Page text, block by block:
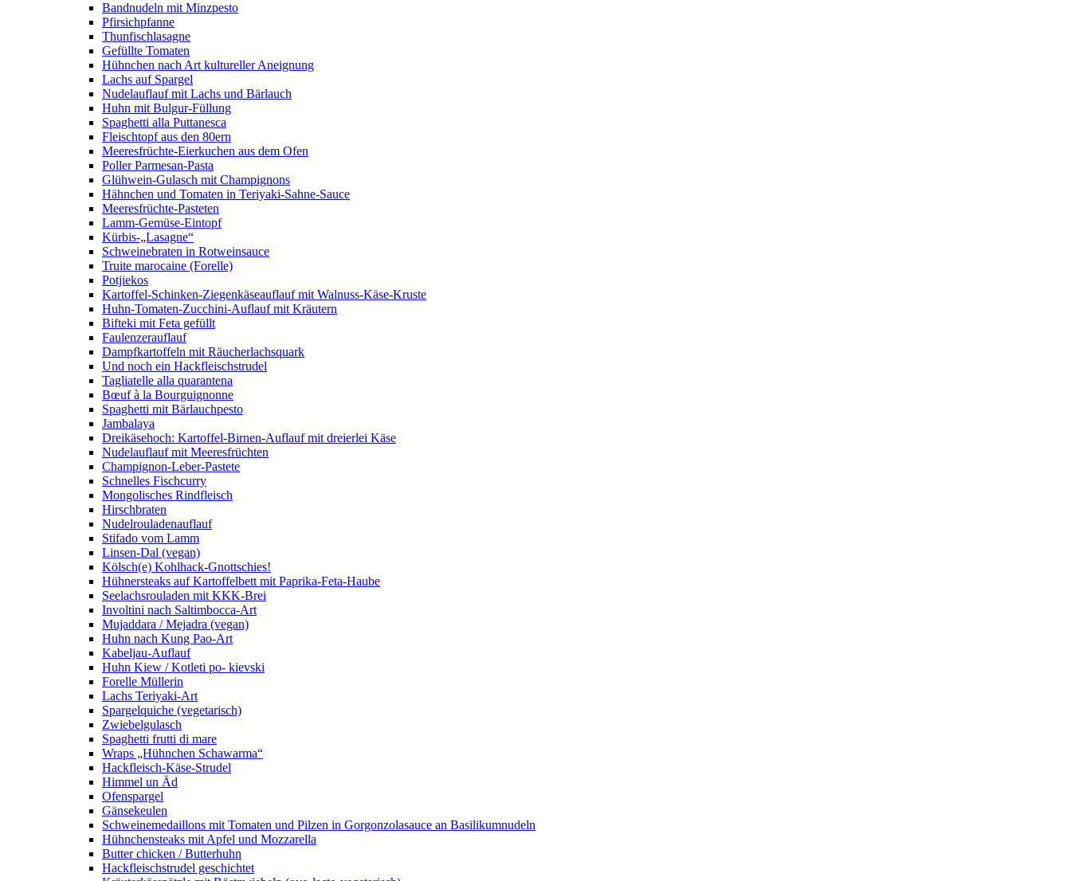
Bandnudeln mit Minzpesto
Pfirsichpfanne
Thunfischlasagne
Gefüllte Tomaten
Hühnchen nach Art kultureller Aneignung
Lachs auf Spargel
Nudelauflauf mit Lachs und Bärlauch
Huhn mit Bulgur-Füllung
Spaghetti alla Puttanesca
Fleischtopf aus den 80ern
Meeresfrüchte-Eierkuchen aus dem Ofen
Poller Parmesan-Pasta
Glühwein-Gulasch mit Champignons
Hähnchen und Tomaten in Teriyaki-Sahne-Sauce
Meeresfrüchte-Pasteten
Lamm-Gemüse-Eintopf
Kürbis-„Lasagne“
Schweinebraten in Rotweinsauce
Truite marocaine (Forelle)
Potjiekos
Kartoffel-Schinken-Ziegenkäseauflauf mit Walnuss-Käse-Kruste
Huhn-Tomaten-Zucchini-Auflauf mit Kräutern
Bifteki mit Feta gefüllt
Faulenzerauflauf
Dampfkartoffeln mit Räucherlachsquark
Und noch ein Hackfleischstrudel
Tagliatelle alla quarantena
Bœuf à la Bourguignonne
Spaghetti mit Bärlauchpesto
Jambalaya
Dreikäsehoch: Kartoffel-Birnen-Auflauf mit dreierlei Käse
Nudelauflauf mit Meeresfrüchten
Champignon-Leber-Pastete
Schnelles Fischcurry
Mongolisches Rindfleisch
Hirschbraten
Nudelrouladenauflauf
Stifado vom Lamm
Linsen-Dal (vegan)
Kölsch(e) Kohlhack-Gnottschies!
Hühnersteaks auf Kartoffelbett mit Paprika-Feta-Haube
Seelachsrouladen mit KKK-Brei
Involtini nach Saltimbocca-Art
Mujaddara / Mejadra (vegan)
Huhn nach Kung Pao-Art
Kabeljau-Auflauf
Huhn Kiew / Kotleti po- kievski
Forelle Müllerin
Lachs Teriyaki-Art
Spargelquiche (vegetarisch)
Zwiebelgulasch
Spaghetti frutti di mare
Wraps „Hühnchen Schawarma“
Hackfleisch-Käse-Strudel
Himmel un Äd
Ofenspargel
Gänsekeulen
Schweinemedaillons mit Tomaten und Pilzen in Gorgonzolasauce an Basilikumnudeln
Hühnchensteaks mit Apfel und Mozzarella
Butter chicken / Butterhuhn
Hackfleischstrudel geschichtet